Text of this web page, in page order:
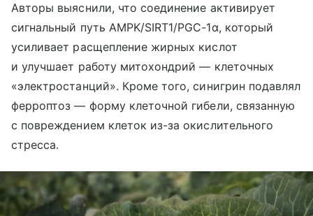
Авторы выяснили, что соединение активирует
сигнальный путь AMPK/SIRT1/PGC-1α, который
усиливает расщепление жирных кислот
и улучшает работу митохондрий — клеточных
«электростанций». Кроме того, синигрин подавлял
ферроптоз — форму клеточной гибели, связанную
с повреждением клеток из-за окислительного
стресса.